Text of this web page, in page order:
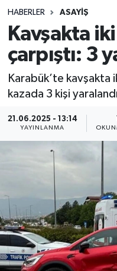
HABERLER ASAYIŞ
Kavşakta
çarpıştı: 3
Karabük’te kavşakta
kazada 3 kişi
21.06.2025 - 13:14
YAYINLANMA
Spor
Teknoloji